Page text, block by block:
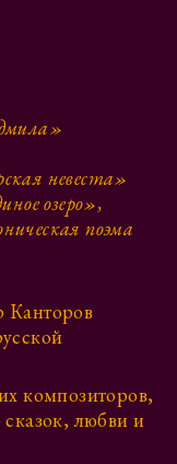
невеста»
озеро»,
поэма
Канторов
композиторов,
любви и